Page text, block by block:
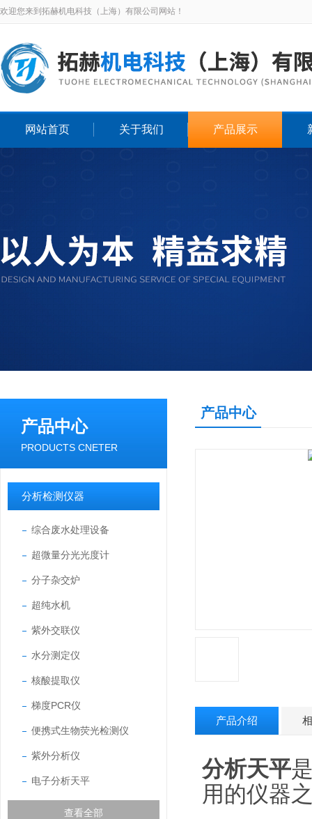
欢迎您来到拓赫机电科技（上海）有限公司网站！
网站首页 关于我们 产品展示
产品中心
PRODUCTS CNETER
分析检测仪器
综合废水处理设备
超微量分光光度计
分子杂交炉
超纯水机
紫外交联仪
水分测定仪
核酸提取仪
梯度PCR仪
便携式生物荧光检测仪
紫外分析仪
电子分析天平
查看全部
产品中心
产品介绍
分析天平
用的仪器